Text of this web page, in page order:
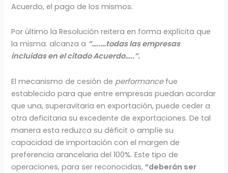
Acuerdo, el pago de los mismos.
Por último la Resolución reitera en forma explícita que
la misma. alcanza a “…..…todas las empresas
incluidas en el citado Acuerdo…..”.
El mecanismo de cesión de performancefue
establecido para que entre empresas puedan acordar
que una, superavitaria en exportación, puede ceder a
otra deficitaria su excedente de exportaciones. De tal
manera esta reduzca su déficit o amplíe su
capacidad de importación con el margen de
preferencia arancelaria del 100%. Este tipo de
operaciones, para ser reconocidas,“deberán ser